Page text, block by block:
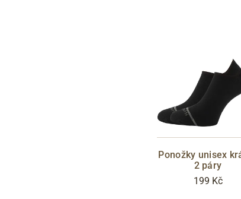
Ponožky unisex
2 páry
199 Kč